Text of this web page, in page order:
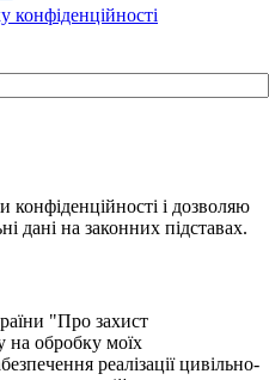
конфіденційності
і дозволяю
дані на законних підставах.
"Про захист
на обробку моїх
реалізації цивільно-